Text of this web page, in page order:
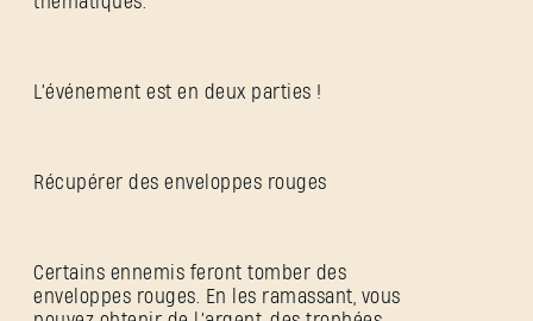
L’événement est en deux parties !
Récupérer des enveloppes rouges
Certains ennemis feront tomber des
enveloppes rouges. En les ramassant, vous